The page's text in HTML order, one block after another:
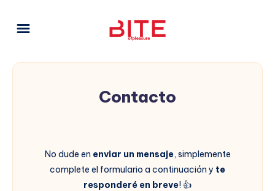
Contacto
No dude en enviar un mensaje, simplemente
complete el formulario a continuación y te
responderé en breve! 👍